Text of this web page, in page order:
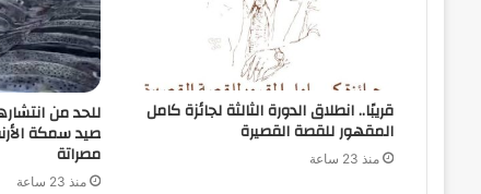
قريبًا.. انطلاق الدورة الثالثة لجائزة كامل
المقهور للقصة القصيرة
منذ 23 ساعة
للحد من
صيد سمكة
مصراتة
منذ 23 ساعة